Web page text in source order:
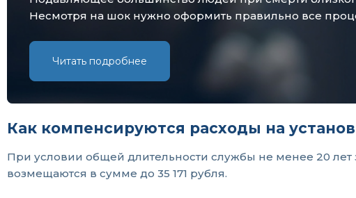
Несмотря на шок нужно оформить правильно все
Читать подробнее
Как компенсируются расходы на
При условии общей длительности службы не менее 20 лет
возмещаются в сумме до 35 171 рубля.